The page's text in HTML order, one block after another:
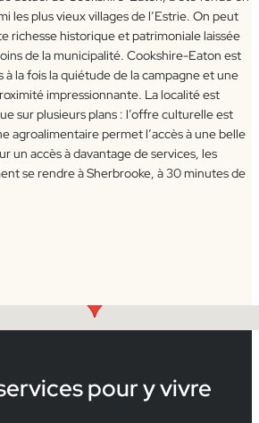
les plus vieux villages de l’Estrie. On peut
richesse historique et patrimoniale laissée
de la municipalité. Cookshire-Eaton est
à la fois la quiétude de la campagne et une
impressionnante. La localité est
sur plusieurs plans : l’offre culturelle est
agroalimentaire permet l’accès à une belle
un accès à davantage de services, les
se rendre à Sherbrooke, à 30 minutes de
pour y vivre